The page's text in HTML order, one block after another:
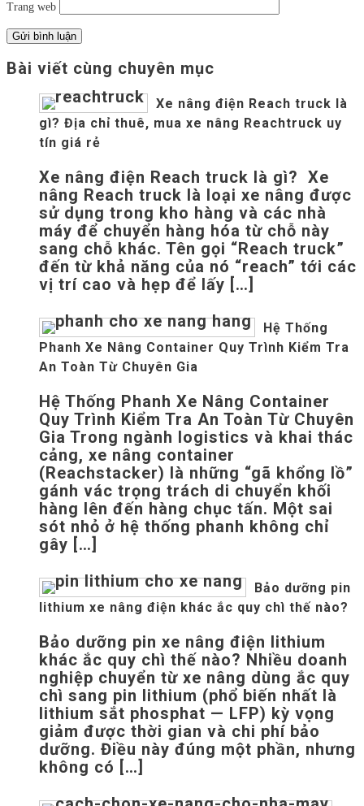
Trang web
Bài viết cùng chuyên mục
Xe nâng điện Reach truck là
gì? Địa chỉ thuê, mua xe nâng Reachtruck uy
tín giá rẻ
Xe nâng điện Reach truck là gì? Xe
nâng Reach truck là loại xe nâng được
sử dụng trong kho hàng và các nhà
máy để chuyển hàng hóa từ chỗ này
sang chỗ khác. Tên gọi “Reach truck”
đến từ khả năng của nó “reach” tới các
vị trí cao và hẹp để lấy […]
Hệ Thống
Phanh Xe Nâng Container Quy Trình Kiểm Tra
An Toàn Từ Chuyên Gia
Hệ Thống Phanh Xe Nâng Container
Quy Trình Kiểm Tra An Toàn Từ Chuyên
Gia Trong ngành logistics và khai thác
cảng, xe nâng container
(Reachstacker) là những “gã khổng lồ”
gánh vác trọng trách di chuyển khối
hàng lên đến hàng chục tấn. Một sai
sót nhỏ ở hệ thống phanh không chỉ
gây […]
Bảo dưỡng pin
lithium xe nâng điện khác ắc quy chì thế nào?
Bảo dưỡng pin xe nâng điện lithium
khác ắc quy chì thế nào? Nhiều doanh
nghiệp chuyển từ xe nâng dùng ắc quy
chì sang pin lithium (phổ biến nhất là
lithium sắt phosphat — LFP) kỳ vọng
giảm được thời gian và chi phí bảo
dưỡng. Điều này đúng một phần, nhưng
không có […]